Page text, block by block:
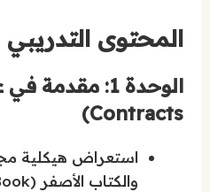
المحتوى
Contracts)
والكتاب الأصفر (Yellow Book).